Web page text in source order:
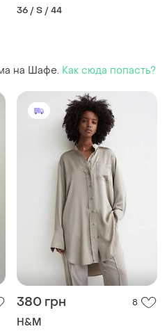
36 / S / 44
на Шафе. Как сюда попасть?
380 грн 8
H&M